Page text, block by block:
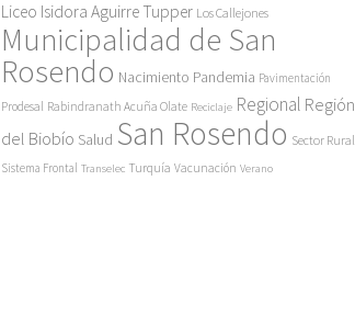
Liceo Isidora Aguirre Tupper Los Callejones
Municipalidad de San
Rosendo Nacimiento Pandemia Pavimentación
Prodesal Rabindranath Acuña Olate Reciclaje Regional Región
del Biobío Salud San Rosendo Sector Rural
Sistema Frontal Transelec Turquía Vacunación Verano